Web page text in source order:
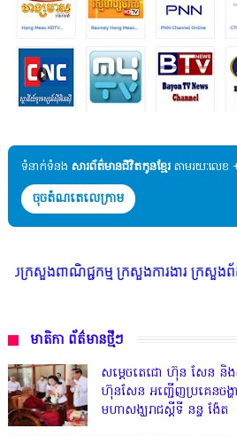
ទំនាក់ទំនង​​ សារព័ត៌មានជីវិតកូនខ្មែរ តាមរយៈលេខ
ចុចតំណតេលេក្រាម
កម្ម ក្រសួងការងារ ក្រសួងព័ត៌មាន * ក្រ
មាតិកា ព័ត៌មានថ្មីៗ
សម្តេចតេជោ ហ៊ុន សែន និងស
ហ៊ុនសែន អញ្ជើញប្រគេនចង្ហ
មហាសង្ឃរាជស្តីទី នន្ទ ង៉ែត